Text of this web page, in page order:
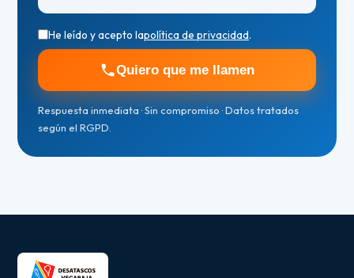
He leído y acepto lapolítica de privacidad.
Quiero que me llamen
Respuesta inmediata · Sin compromiso · Datos tratados
según el RGPD.